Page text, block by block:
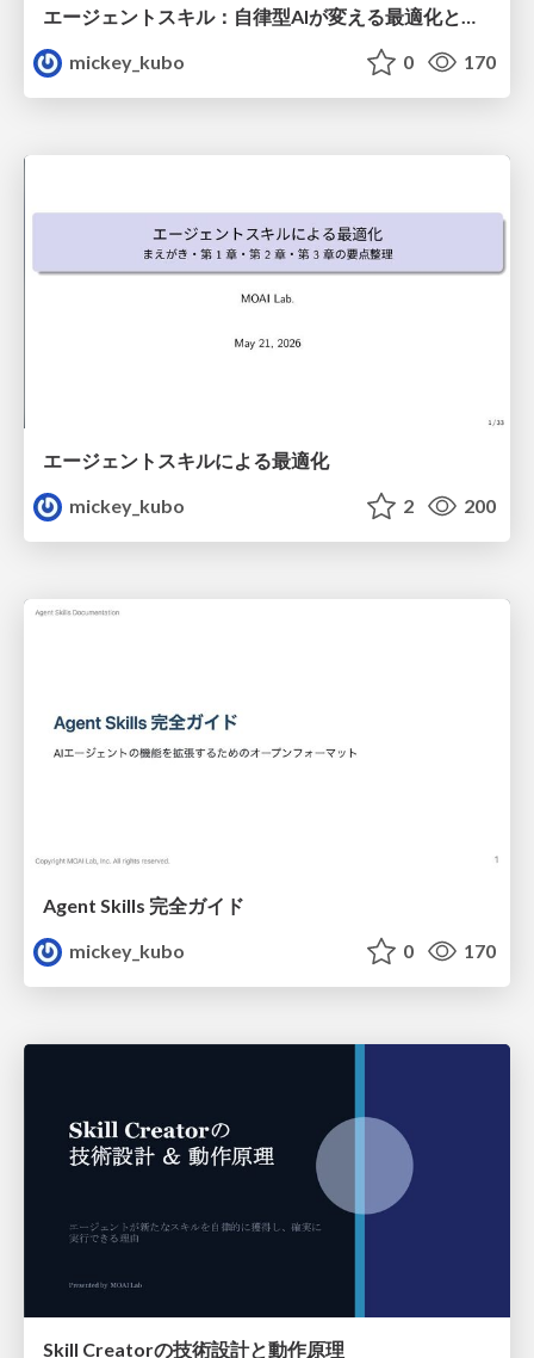
エージェントスキル：自律型AIが変える最適化とサプライチェーンの未来
mickey_kubo
0 170
エージェントスキルによる最適化
mickey_kubo
2 200
Agent Skills 完全ガイド
mickey_kubo
0 170
Skill Creatorの技術設計と動作原理